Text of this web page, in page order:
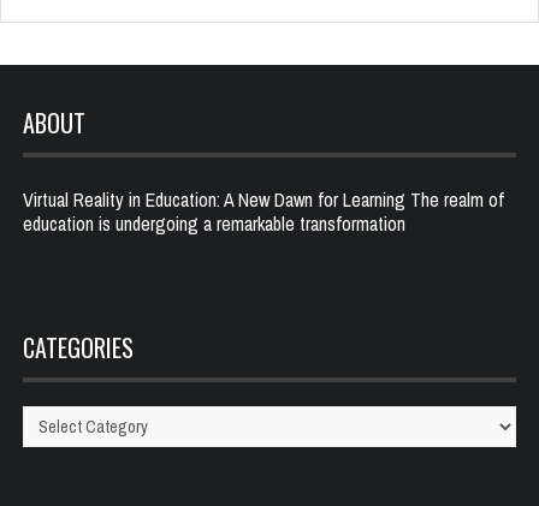
ABOUT
Virtual Reality in Education: A New Dawn for Learning The realm of
education is undergoing a remarkable transformation
CATEGORIES
Categories